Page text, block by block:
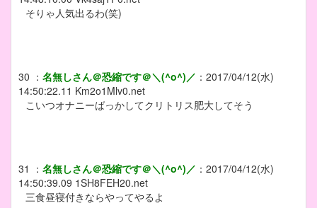
そりゃ人気出るわ(笑)
30 ： 名無しさん＠恐縮です＠＼(^o^)／ ： 2017/04/12(水)
14:50:22.11 Km2o1Mlv0.net
こいつオナニーばっかしてクリトリス肥大してそう
31 ： 名無しさん＠恐縮です＠＼(^o^)／ ： 2017/04/12(水)
14:50:39.09 1SH8FEH20.net
三食昼寝付きならやってやるよ